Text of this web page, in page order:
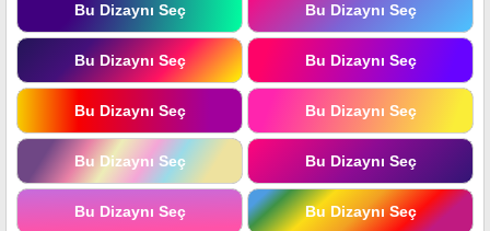
Bu Dizaynı Seç Bu Dizaynı Seç
Bu Dizaynı Seç Bu Dizaynı Seç
Bu Dizaynı Seç Bu Dizaynı Seç
Bu Dizaynı Seç Bu Dizaynı Seç
Bu Dizaynı Seç Bu Dizaynı Seç